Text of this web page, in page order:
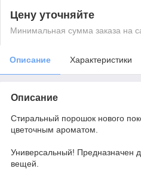
Цену уточняйте
Минимальная сумма заказа на
Описание Характеристики
Описание
Стиральный порошок нового
цветочным ароматом.
Универсальный! Предназначен
вещей.